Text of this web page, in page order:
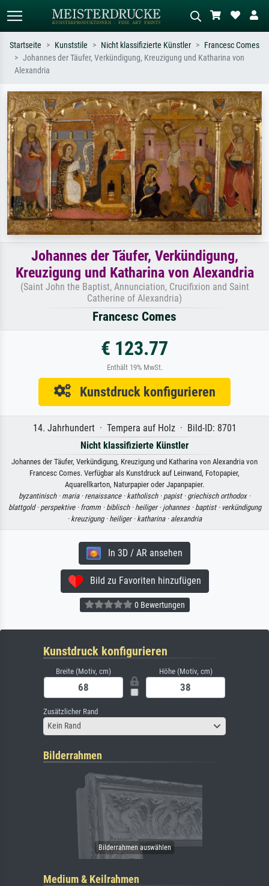
oder Stilen – z.B. Monet,
Sternennacht, Impressionismus, Welle
Hokusai, Akt.
Wiese, Abstrakt mit viel Rot, Dunkles
Ölgemälde, Stehender Akt neben einem
Baum.
Startseite Kunststile Nicht klassifizierte Künstler
Francesc Comes
Johannes der Täufer, Verkündigung, Kreuzigung und Katharina von
Alexandria
Johannes der Täufer, Verkündigung,
Kreuzigung und Katharina von Alexandria
(Saint John the Baptist, Annunciation, Crucifixion and Saint
Catherine of Alexandria)
Francesc Comes
€ 123.77
Enthält 19% MwSt.
Kunstdruck konfigurieren
14. Jahrhundert · Tempera auf Holz · Bild-ID: 8701
Nicht klassifizierte Künstler
Johannes der Täufer, Verkündigung, Kreuzigung und Katharina von Alexandria von
Francesc Comes. Verfügbar als Kunstdruck auf Leinwand, Fotopapier,
Aquarellkarton, Naturpapier oder Japanpapier.
byzantinisch · maria · renaissance · katholisch · papist · griechisch orthodox ·
blattgold · perspektive · fromm · biblisch · heiliger · johannes · baptist · verkündigung
· kreuzigung · heiliger · katharina · alexandria
In 3D / AR ansehen
Bild zu Favoriten hinzufügen
0 Bewertungen
Kunstdruck konfigurieren
Breite (Motiv, cm) Höhe (Motiv, cm)
Zusätzlicher Rand
Kein Rand
Bilderrahmen
Medium & Keilrahmen